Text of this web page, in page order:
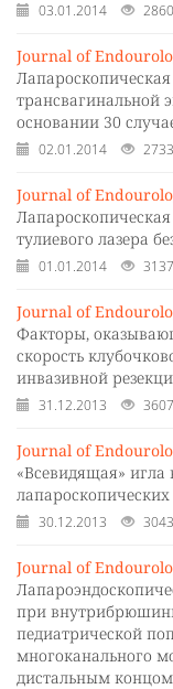
03.01.2014 2860
Journal of
трансвагинальной
основании 30
02.01.2014 2733
Journal of
тулиевого лазера
01.01.2014 3137
Journal of
Факторы,
скорость
инвазивной
31.12.2013 3607
Journal of
«Всевидящая»
30.12.2013 3043
Journal of
при
педиатрической
многоканального
дистальным